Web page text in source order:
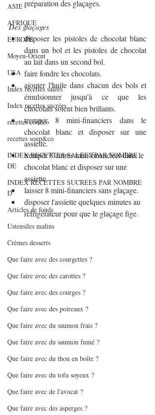
ASIE
AFRIQUE
EUROPE
Moyen-Orient
USA
Index recettes salées
Index recettes sucrées
recettes cookeo
recettes soup&co
INDEX RECETTES SALEES PAR NOMBRE
DE
INDEX RECETTES SUCREES PAR NOMBRE
D
Articles de fonds
Ustensiles malins
Crèmes desserts
Que faire avec des courgettes ?
Que faire avec des carottes ?
Que faire avec des courges ?
Que faire avec des poireaux ?
Que faire avec du saumon frais ?
Que faire avec du saumon fumé ?
Que faire avec du thon en boîte ?
Que faire avec du tofu soyeux ?
Que faire avec de l'avocat ?
Que faire avec des asperges ?
préparation des glaçages.
Des glaçages
disposer les pistoles de chocolat blanc
dans un bol et les pistoles de chocolat
au lait dans un second bol.
faire fondre les chocolats.
ajouter l'huile dans chacun des bols et
émulsionner jusqu'à ce que les
chocolats soient bien brillants.
tremper 8 mini-financiers dans le
chocolat blanc et disposer sur une
assiette.
tremper 8 autres mini-financiers dans le
chocolat blanc et disposer sur une
assiette.
laisser 8 mini-financiers sans glaçage.
disposer l'assiette quelques minutes au
réfrigérateur pour que le glaçage fige.